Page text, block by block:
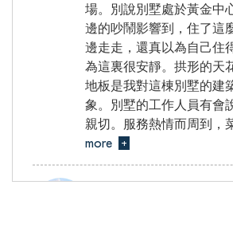
場。別說別墅處於黃金中
邊的吵鬧影響到，住了這
邊走走，還真以為自己住
為這裏很安靜。拱形的天
地板是我對這棟別墅的建
象。別墅的工作人員有會
親切。服務熱情而周到，
more
+